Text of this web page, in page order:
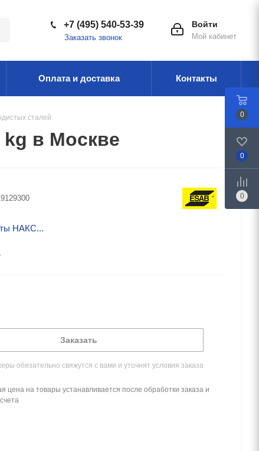
Войти
Мой кабинет
+7 (495) 540-53-39
Заказать звонок
Оплата и доставка Контакты
сталей
kg в Москве
НАКС...
Заказать
обязательно свяжутся с вами и уточнят условия заказа
цена на товары устанавливается после обработки заказа и
0
0
0